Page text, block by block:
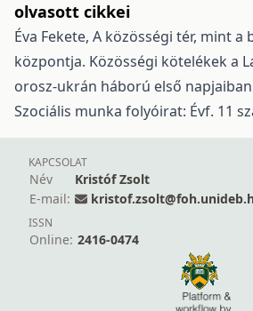
olvasott cikkei
Éva Fekete, A közösségi tér, mint a
központja. Közösségi kötelékek a
orosz-ukrán háború első
Szociális munka folyóirat: Évf. 11
KAPCSOLAT
Név
Kristóf Zsolt
E-mail:
ISSN
Online: 2416-0474